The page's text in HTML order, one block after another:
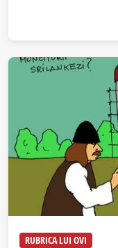
RUBRICA LUI OVI